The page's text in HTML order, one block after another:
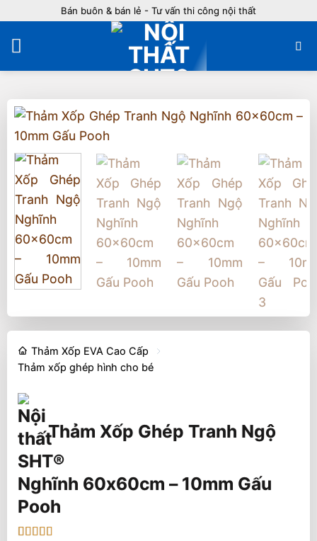
nội
dung
Bán buôn & bán lẻ - Tư vấn thi công nội thất
Thảm Xốp EVA Cao Cấp
Thảm xốp ghép hình cho bé
Thảm Xốp Ghép Tranh Ngộ
Nghĩnh 60x60cm – 10mm Gấu
Pooh